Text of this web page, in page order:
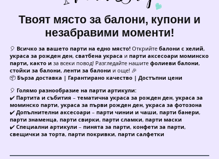
Твоят място за балони, купони и
незабравими моменти!
🎈 Всичко за вашето парти на едно място! Открийте балони с хелий,
украса за рожден ден, сватбена украса и парти аксесоари моминско
парти, както и за всеки повод! Разгледайте нашите фолиеви балони,
стойки за балони, ленти за балони и още! 🎉
📦 Бърза доставка | Гарантирано качество | Достъпни цени
🎈 Голямо разнообразие на парти артикули:
✔️ Партита и събития – тематична украса за рожден ден, украса за
моминско парти, украса за първи рожден ден, украса за фотозона
✔️ Допълнителни аксесоари – парти чинии и чаши, парти банери,
парти знаменца, парти свирки, парти сламки, парти маски
✔️ Специални артикули – пинята за парти, конфети за парти,
свещички за торта, парти покривки, парти салфетки